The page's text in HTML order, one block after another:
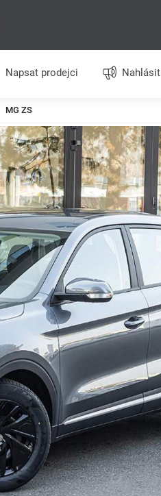
Napsat prodejci Nahlásit
MG ZS